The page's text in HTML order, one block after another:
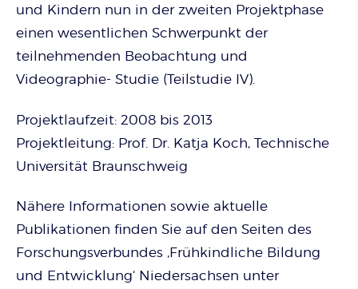
und Kindern nun in der zweiten Projektphase
einen wesentlichen Schwerpunkt der
teilnehmenden Beobachtung und
Videographie- Studie (Teilstudie IV).
Projektlaufzeit: 2008 bis 2013
Projektleitung: Prof. Dr. Katja Koch, Technische
Universität Braunschweig
Nähere Informationen sowie aktuelle
Publikationen finden Sie auf den Seiten des
Forschungsverbundes ,Frühkindliche Bildung
und Entwicklung‘ Niedersachsen unter